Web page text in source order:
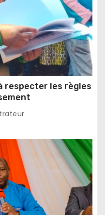
respecter les règles